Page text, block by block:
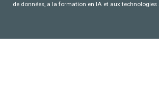
de données, a la formation en IA et aux